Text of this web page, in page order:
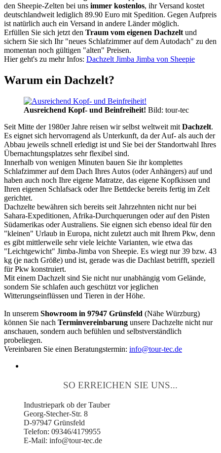
den Sheepie-Zelten bei uns immer kostenlos, ihr Versand kostet
deutschlandweit lediglich 89.90 Euro mit Spedition. Gegen Aufpreis
ist natürlich auch ein Versand in andere Länder möglich.
Erfüllen Sie sich jetzt den Traum vom eigenen Dachzelt und
sichern Sie sich Ihr "neues Schlafzimmer auf dem Autodach" zu den
momentan noch gültigen "alten" Preisen.
Hier geht's zu mehr Infos: Dachzelt Jimba Jimba von Sheepie
Warum ein Dachzelt?
Ausreichend Kopf- und Beinfreiheit! Bild: tour-tec
Seit Mitte der 1980er Jahre reisen wir selbst weltweit mit Dachzelt.
Es eignet sich hervorragend als Unterkunft, da der Auf- als auch der
Abbau jeweils schnell erledigt ist und Sie bei der Standortwahl Ihres
Übernachtungsplatzes sehr flexibel sind.
Innerhalb von wenigen Minuten bauen Sie ihr komplettes
Schlafzimmer auf dem Dach Ihres Autos (oder Anhängers) auf und
haben auch noch Ihre eigene Matratze, das eigene Kopfkissen und
Ihren eigenen Schlafsack oder Ihre Bettdecke bereits fertig im Zelt
gerichtet.
Dachzelte bewähren sich bereits seit Jahrzehnten nicht nur bei
Sahara-Expeditionen, Afrika-Durchquerungen oder auf den Pisten
Südamerikas oder Australiens. Sie eignen sich ebenso ideal für den
"kleinen" Urlaub in Europa, nicht zuletzt auch mit Ihrem Pkw, denn
es gibt mittlerweile sehr viele leichte Varianten, wie etwa das
"Leichtgewicht" Jimba-Jimba von Sheepie. Es wiegt nur 39 bzw. 43
kg (je nach Größe) und ist, gerade was die Dachlast betrifft, speziell
für Pkw konstruiert.
Mit einem Dachzelt sind Sie nicht nur unabhängig vom Gelände,
sondern Sie schlafen auch geschützt vor jeglichen
Witterungseinflüssen und Tieren in der Höhe.
In unserem Showroom in 97947 Grünsfeld (Nähe Würzburg)
können Sie nach Terminvereinbarung unsere Dachzelte nicht nur
anschauen, sondern auch befühlen und selbstverständlich
probeliegen.
Vereinbaren Sie einen Beratungstermin: info@tour-tec.de
SO ERREICHEN SIE UNS...
Industriepark ob der Tauber
Georg-Stecher-Str. 8
D-97947 Grünsfeld
Telefon: 09346/4179955
E-Mail: info@tour-tec.de